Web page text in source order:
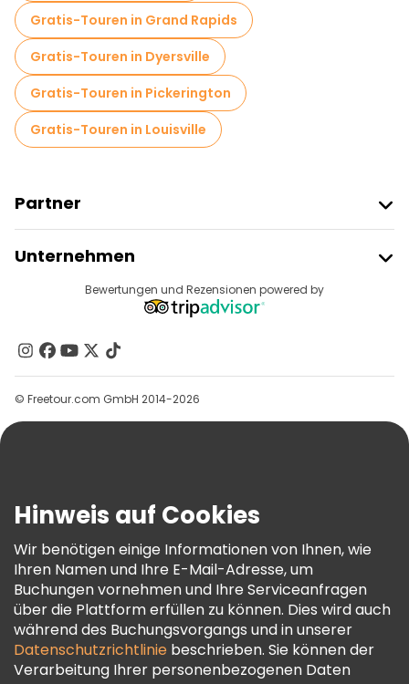
Gratis-Touren in Grand Rapids
Gratis-Touren in Dyersville
Gratis-Touren in Pickerington
Gratis-Touren in Louisville
Partner
Anbieter-Anmeldung
Affiliate-Programm
Unternehmen
Reiseziele
Kontakt
Gruppen
Hilfe
AGB Und Rechtliches
Cookie-Richtlinie
Freetour Auszeichnungen
Treueprogramm
Bewertungen und Rezensionen powered by
© Freetour.com GmbH 2014-2026
Hinweis auf Cookies
Wir benötigen einige Informationen von Ihnen, wie
Ihren Namen und Ihre E-Mail-Adresse, um
Buchungen vornehmen und Ihre Serviceanfragen
über die Plattform erfüllen zu können. Dies wird auch
während des Buchungsvorgangs und in unserer
Datenschutzrichtlinie beschrieben. Sie können der
Verarbeitung Ihrer personenbezogenen Daten